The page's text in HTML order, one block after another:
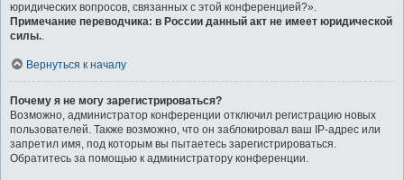
юридических вопросов, связанных с этой конференцией?».
Примечание переводчика: в России данный акт не имеет юридической
силы..
Вернуться к началу
Почему я не могу зарегистрироваться?
Возможно, администратор конференции отключил регистрацию новых
пользователей. Также возможно, что он заблокировал ваш IP-адрес или
запретил имя, под которым вы пытаетесь зарегистрироваться.
Обратитесь за помощью к администратору конференции.